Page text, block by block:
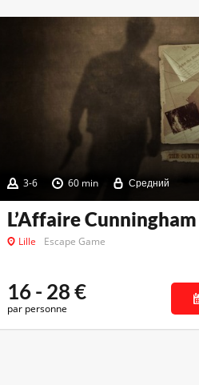
3-6 60 min Средний
L’Affaire Cunningham
Lille Escape Game
16 - 28€
par personne